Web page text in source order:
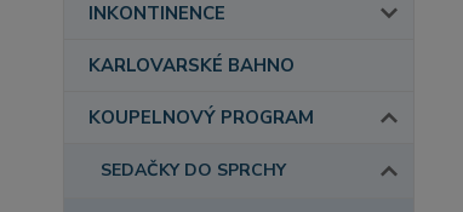
INKONTINENCE
KARLOVARSKÉ BAHNO
KOUPELNOVÝ PROGRAM
SEDAČKY DO SPRCHY